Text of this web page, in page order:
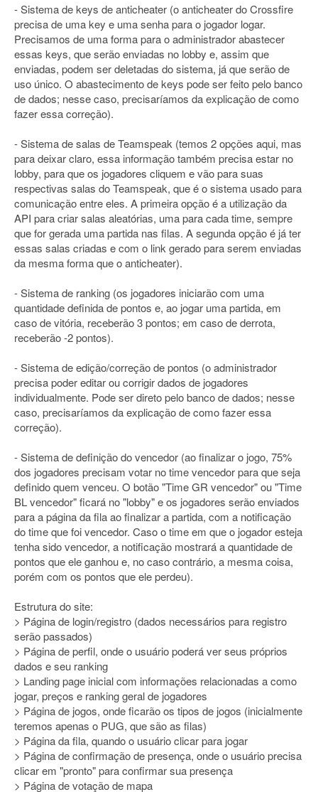
- Sistema de keys de anticheater (o anticheater do Crossfire
precisa de uma key e uma senha para o jogador logar.
Precisamos de uma forma para o administrador abastecer
essas keys, que serão enviadas no lobby e, assim que
enviadas, podem ser deletadas do sistema, já que serão de
uso único. O abastecimento de keys pode ser feito pelo banco
de dados; nesse caso, precisaríamos da explicação de como
fazer essa correção).
- Sistema de salas de Teamspeak (temos 2 opções aqui, mas
para deixar claro, essa informação também precisa estar no
lobby, para que os jogadores cliquem e vão para suas
respectivas salas do Teamspeak, que é o sistema usado para
comunicação entre eles. A primeira opção é a utilização da
API para criar salas aleatórias, uma para cada time, sempre
que for gerada uma partida nas filas. A segunda opção é já ter
essas salas criadas e com o link gerado para serem enviadas
da mesma forma que o anticheater).
- Sistema de ranking (os jogadores iniciarão com uma
quantidade definida de pontos e, ao jogar uma partida, em
caso de vitória, receberão 3 pontos; em caso de derrota,
receberão -2 pontos).
- Sistema de edição/correção de pontos (o administrador
precisa poder editar ou corrigir dados de jogadores
individualmente. Pode ser direto pelo banco de dados; nesse
caso, precisaríamos da explicação de como fazer essa
correção).
- Sistema de definição do vencedor (ao finalizar o jogo, 75%
dos jogadores precisam votar no time vencedor para que seja
definido quem venceu. O botão "Time GR vencedor" ou "Time
BL vencedor" ficará no "lobby" e os jogadores serão enviados
para a página da fila ao finalizar a partida, com a notificação
do time que foi vencedor. Caso o time em que o jogador esteja
tenha sido vencedor, a notificação mostrará a quantidade de
pontos que ele ganhou e, no caso contrário, a mesma coisa,
porém com os pontos que ele perdeu).
Estrutura do site:
> Página de login/registro (dados necessários para registro
serão passados)
> Página de perfil, onde o usuário poderá ver seus próprios
dados e seu ranking
> Landing page inicial com informações relacionadas a como
jogar, preços e ranking geral de jogadores
> Página de jogos, onde ficarão os tipos de jogos (inicialmente
teremos apenas o PUG, que são as filas)
> Página da fila, quando o usuário clicar para jogar
> Página de confirmação de presença, onde o usuário precisa
clicar em "pronto" para confirmar sua presença
> Página de votação de mapa